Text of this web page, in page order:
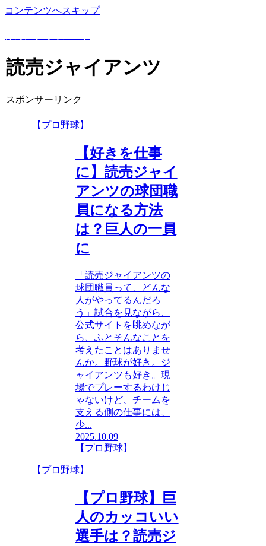
コンテンツへスキップ
読売ジャイアンツ
スポンサーリンク
【プロ野球】
【好きを仕事
に】読売ジャイ
アンツの球団職
員になる方法
は？巨人の一員
に
「読売ジャイアンツの
球団職員って、どんな
人がやってるんだろ
う」試合を見ながら、
公式サイトを眺めなが
ら、ふとそんなことを
考えたことはありませ
んか。野球が好き。ジ
ャイアンツも好き。現
場でプレーするわけじ
ゃないけど、チームを
支える側の仕事には、
少...
2025.10.09
【プロ野球】
【プロ野球】
【プロ野球】巨
人のカッコいい
選手は？読売ジ